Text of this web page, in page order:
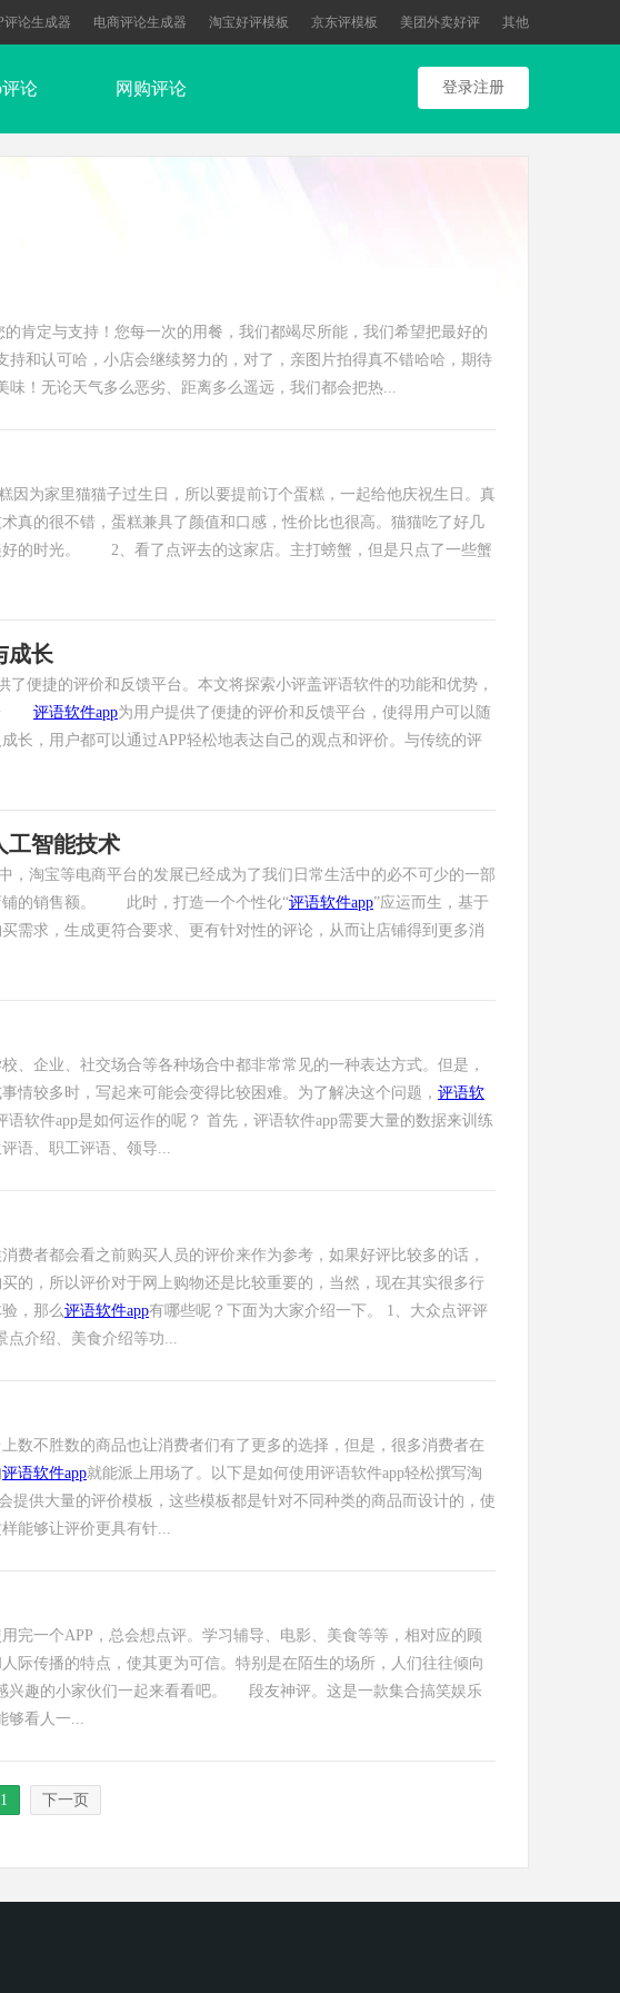
评论生成器 电商评论生成器 淘宝好评模板 京东评模板 美团外卖好评 其他
评论 网购评论 登录注册
定与支持！您每一次的用餐，我们都竭尽所能，我们希望把最好的
认可哈，小店会继续努力的，对了，亲图片拍得真不错哈哈，期待
！无论天气多么恶劣、距离多么遥远，我们都会把热...
为家里猫猫子过生日，所以要提前订个蛋糕，一起给他庆祝生日。真
真的很不错，蛋糕兼具了颜值和口感，性价比也很高。猫猫吃了好几
好的时光。 2、看了点评去的这家店。主打螃蟹，但是只点了一些蟹
成长
便捷的评价和反馈平台。本文将探索小评盖评语软件的功能和优势，
台 评语软件app为用户提供了便捷的评价和反馈平台，使得用户可以随
长，用户都可以通过APP轻松地表达自己的观点和评价。与传统的评
智能技术
淘宝等电商平台的发展已经成为了我们日常生活中的必不可少的一部
铺的销售额。 此时，打造一个个性化“评语软件app”应运而生，基于
需求，生成更符合要求、更有针对性的评论，从而让店铺得到更多消
、企业、社交场合等各种场合中都非常常见的一种表达方式。但是，
情较多时，写起来可能会变得比较困难。为了解决这个问题， 评语软
软件app是如何运作的呢？ 首先，评语软件app需要大量的数据来训练
语、职工评语、领导...
费者都会看之前购买人员的评价来作为参考，如果好评比较多的话，
的，所以评价对于网上购物还是比较重要的，当然，现在其实很多行
，那么评语软件app有哪些呢？下面为大家介绍一下。 1、大众点评评
点介绍、美食介绍等功...
数不胜数的商品也让消费者们有了更多的选择，但是，很多消费者在
评语软件app就能派上用场了。以下是如何使用评语软件app轻松撰写淘
提供大量的评价模板，这些模板都是针对不同种类的商品而设计的，使
能够让评价更具有针...
完一个APP，总会想点评。学习辅导、电影、美食等等，相对应的顾
传播的特点，使其更为可信。特别是在陌生的场所，人们往往倾向
兴趣的小家伙们一起来看看吧。 段友神评。这是一款集合搞笑娱乐
够看人一...
1 下一页